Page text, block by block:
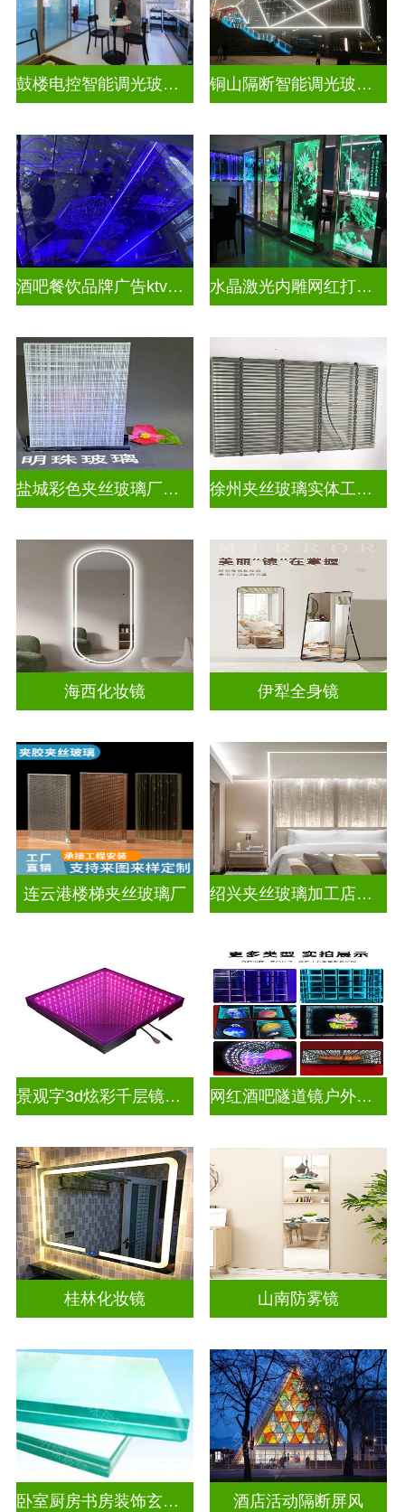
鼓楼电控智能调光玻璃安装方法 铜山隔断智能调光玻璃安装电话
酒吧餐饮品牌广告ktv激光内雕发光艺术玻璃 水晶激光内雕网红打卡背景
盐城彩色夹丝玻璃厂招聘 徐州夹丝玻璃实体工厂地址
海西化妆镜 伊犁全身镜
连云港楼梯夹丝玻璃厂 绍兴夹丝玻璃加工店电话
景观字3d炫彩千层镜深渊镜 网红酒吧隧道镜户外门头招牌深渊镜
桂林化妆镜 山南防雾镜
卧室厨房书房装饰玄关隔断 酒店活动隔断屏风